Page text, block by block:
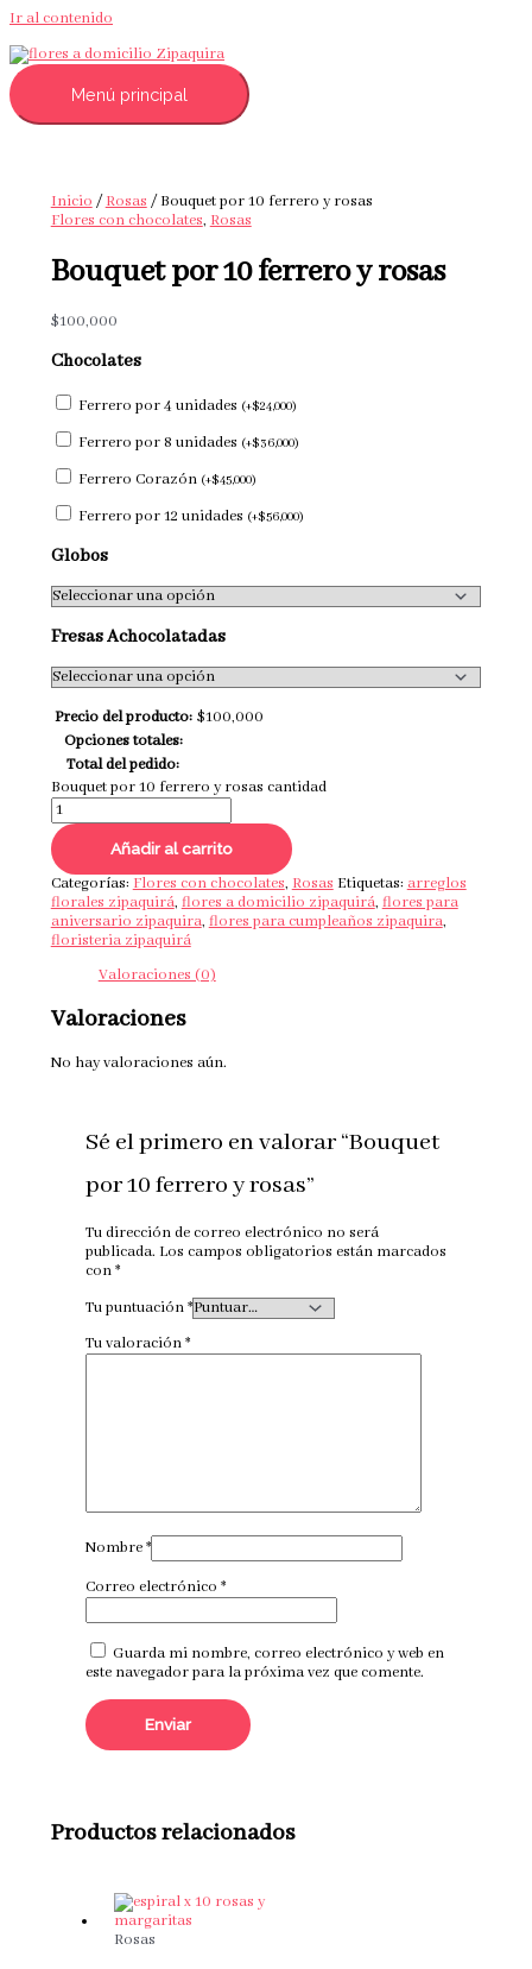
Ir al contenido
Menú principal
Inicio/Rosas/ Bouquet por 10 ferrero y rosas
Flores con chocolates,Rosas
Bouquet por 10 ferrero y rosas
$100,000
Chocolates
Ferrero por 4 unidades (+$24,000)
Ferrero por 8 unidades (+$36,000)
Ferrero Corazón (+$45,000)
Ferrero por 12 unidades (+$56,000)
Globos
Fresas Achocolatadas
Precio del producto: $100,000
Opciones totales:
Total del pedido:
Bouquet por 10 ferrero y rosas cantidad
Añadir al carrito
Categorías: Flores con chocolates, Rosas Etiquetas: arreglos
florales zipaquirá, flores a domicilio zipaquirá, flores para
aniversario zipaquira, flores para cumpleaños zipaquira,
floristeria zipaquirá
Valoraciones (0)
Valoraciones
No hay valoraciones aún.
Sé el primero en valorar “Bouquet
por 10 ferrero y rosas”
Tu dirección de correo electrónico no será
publicada. Los campos obligatorios están marcados
con*
Tu puntuación*
Tu valoración*
Nombre*
Correo electrónico *
Guarda mi nombre, correo electrónico y web en
este navegador para la próxima vez que comente.
Productos relacionados
Rosas